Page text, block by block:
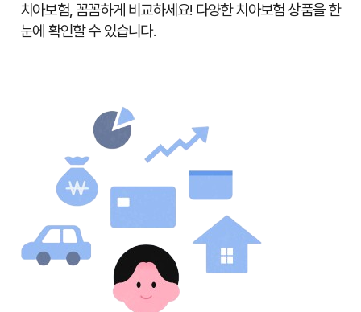
치아보험, 꼼꼼하게 비교하세요! 다양한 치아보험 상품을 한
눈에 확인할 수 있습니다.